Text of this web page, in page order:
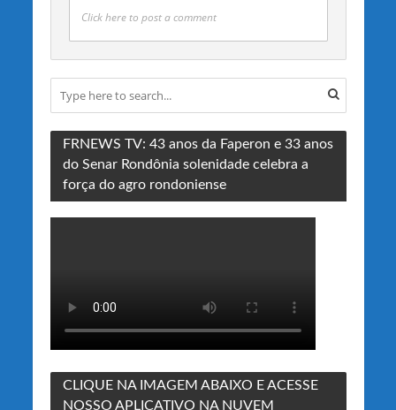
Click here to post a comment
FRNEWS TV: 43 anos da Faperon e 33 anos
do Senar Rondônia solenidade celebra a
força do agro rondoniense
CLIQUE NA IMAGEM ABAIXO E ACESSE
NOSSO APLICATIVO NA NUVEM